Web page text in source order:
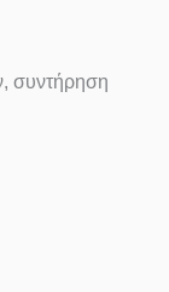
συντήρηση